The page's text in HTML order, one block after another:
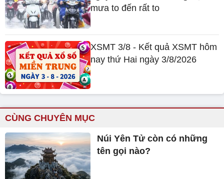
mưa to đến rất to
XSMT 3/8 - Kết quả XSMT hôm
nay thứ Hai ngày 3/8/2026
CÙNG CHUYÊN MỤC
Núi Yên Tử còn có những
tên gọi nào?